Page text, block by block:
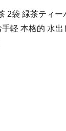
2袋 緑茶ティー
軽 本格的 水出